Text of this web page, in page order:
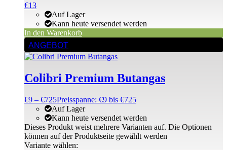
€13
Auf Lager
Kann heute versendet werden
In den Warenkorb
ANGEBOT
Colibri Premium Butangas
€9 – €725Preisspanne: €9 bis €725
Auf Lager
Kann heute versendet werden
Variante wählen:
Dieses Produkt weist mehrere Varianten auf. Die Optionen
können auf der Produktseite gewählt werden